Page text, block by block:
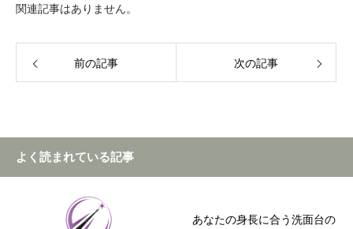
関連記事はありません。
前の記事 次の記事
よく読まれている記事
あなたの身長に合う洗面台の